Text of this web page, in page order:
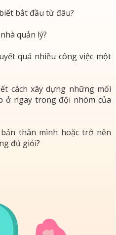
bắt đầu từ đâu?
quản lý?
quá nhiều công việc một
cách xây dựng những mối
ở ngay trong đội nhóm của
thân mình hoặc trở nên
đủ giỏi?